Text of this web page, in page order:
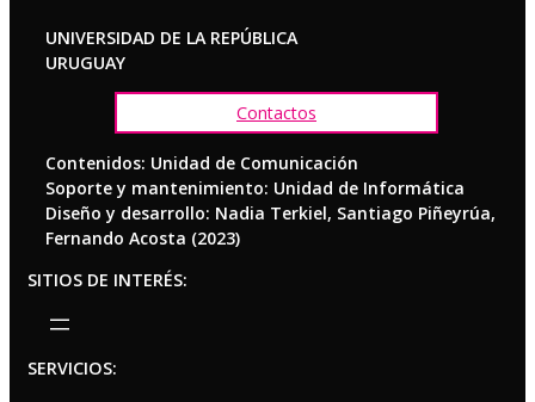
UNIVERSIDAD DE LA REPÚBLICA
URUGUAY
Contactos
Contenidos: Unidad de Comunicación
Soporte y mantenimiento: Unidad de Informática
Diseño y desarrollo: Nadia Terkiel, Santiago Piñeyrúa,
Fernando Acosta (2023)
SITIOS DE INTERÉS:
SERVICIOS: